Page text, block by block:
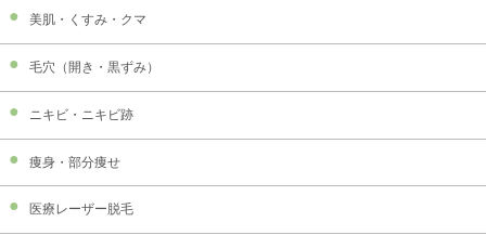
美肌・くすみ・クマ
毛穴（開き・黒ずみ）
ニキビ・ニキビ跡
痩身・部分痩せ
医療レーザー脱毛